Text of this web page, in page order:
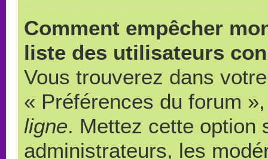
Comment empêcher
liste des utilisateurs
Vous trouverez dans
« Préférences du forum
ligne. Mettez cette option
administrateurs, les